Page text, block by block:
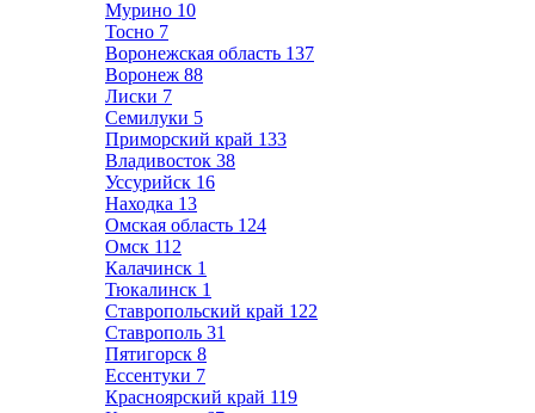
Мурино 10
Тосно 7
Воронежская область 137
Воронеж 88
Лиски 7
Семилуки 5
Приморский край 133
Владивосток 38
Уссурийск 16
Находка 13
Омская область 124
Омск 112
Калачинск 1
Тюкалинск 1
Ставропольский край 122
Ставрополь 31
Пятигорск 8
Ессентуки 7
Красноярский край 119